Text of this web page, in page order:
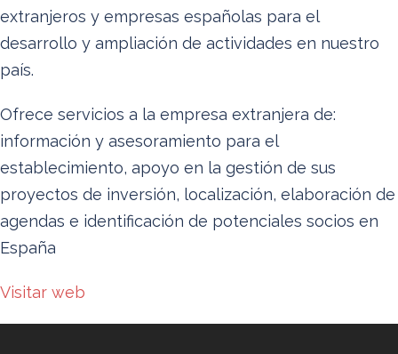
extranjeros y empresas españolas para el
desarrollo y ampliación de actividades en nuestro
país.
Ofrece servicios a la empresa extranjera de:
información y asesoramiento para el
establecimiento, apoyo en la gestión de sus
proyectos de inversión, localización, elaboración de
agendas e identificación de potenciales socios en
España
Visitar web